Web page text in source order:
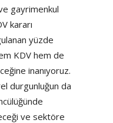
gayrimenkul
kararı
yüzde
KDV hem de
inanıyoruz.
durgunluğun da
ve sektöre